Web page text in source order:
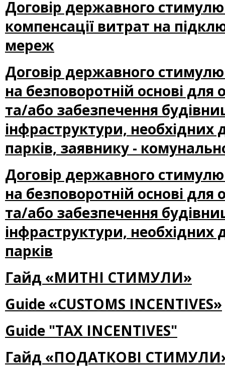
Договір державного
компенсації витрат на
мереж
Договір державного
на безповоротній основі
та/або забезпечення
інфраструктури, необхідних
парків, заявнику -
Договір державного
на безповоротній основі
та/або забезпечення
інфраструктури, необхідних
парків
Гайд «МИТНІ СТИМУЛИ»
Guide «CUSTOMS INCENTIVES»
Guide "TAX INCENTIVES"
Гайд «ПОДАТКОВІ